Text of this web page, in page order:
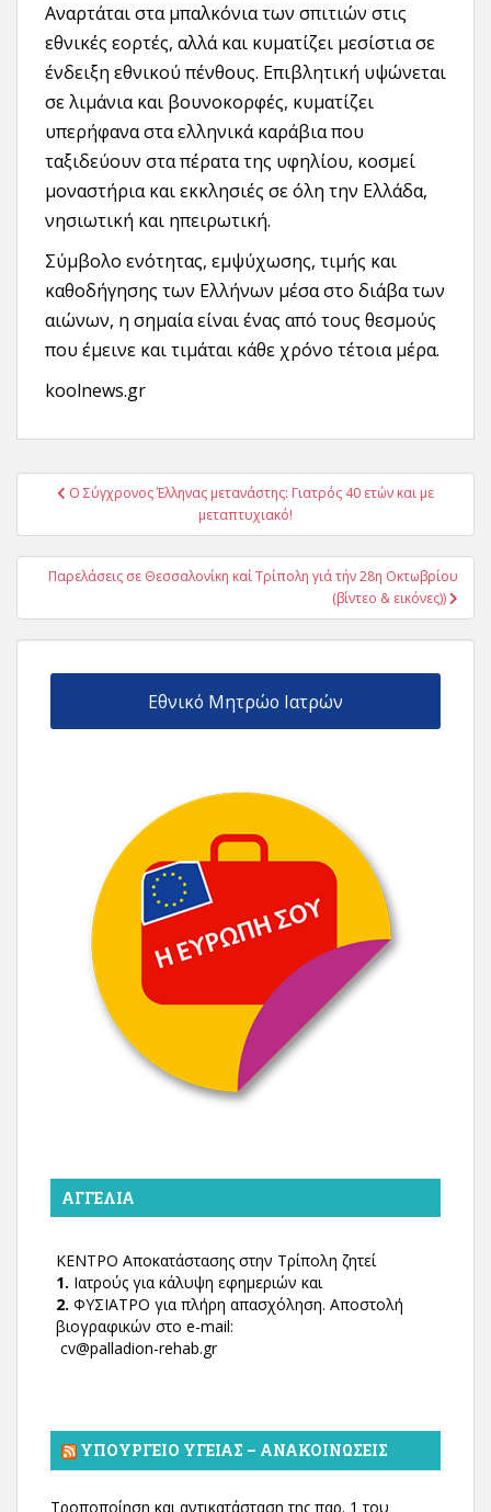
Αναρτάται στα μπαλκόνια των σπιτιών στις
εθνικές εορτές, αλλά και κυματίζει μεσίστια σε
ένδειξη εθνικού πένθους. Επιβλητική υψώνεται
σε λιμάνια και βουνοκορφές, κυματίζει
υπερήφανα στα ελληνικά καράβια που
ταξιδεύουν στα πέρατα της υφηλίου, κοσμεί
μοναστήρια και εκκλησιές σε όλη την Ελλάδα,
νησιωτική και ηπειρωτική.
Σύμβολο ενότητας, εμψύχωσης, τιμής και
καθοδήγησης των Ελλήνων μέσα στο διάβα των
αιώνων, η σημαία είναι ένας από τους θεσμούς
που έμεινε και τιμάται κάθε χρόνο τέτοια μέρα.
koolnews.gr
Πλοήγηση
Ο Σύγχρονος Έλληνας μετανάστης: Γιατρός 40 ετών και με
μεταπτυχιακό!
Παρελάσεις σε Θεσσαλονίκη καί Τρίπολη γιά τήν 28η Οκτωβρίου
(βίντεο & εικόνες))
Εθνικό Μητρώο Ιατρών
ΑΓΓΕΛΊΑ
ΚΕΝΤΡΟ Αποκατάστασης στην Τρίπολη ζητεί
1. Ιατρούς για κάλυψη εφημεριών και
2. ΦΥΣΙΑΤΡΟ για πλήρη απασχόληση. Αποστολή
βιογραφικών στο e-mail:
cv@palladion-rehab.gr
ΥΠΟΥΡΓΕΊΟ ΥΓΕΊΑΣ – ΑΝΑΚΟΙΝΏΣΕΙΣ
Τροποποίηση και αντικατάσταση της παρ. 1 του